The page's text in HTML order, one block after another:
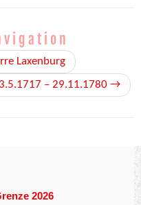
Laxenburg
– 29.11.1780 →
2026